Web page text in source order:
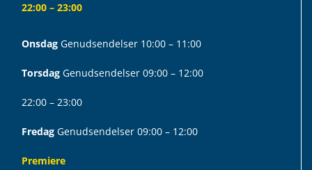
22:00 – 23:00
Onsdag Genudsendelser 10:00 – 11:00
Torsdag Genudsendelser 09:00 – 12:00
22:00 – 23:00
Fredag Genudsendelser 09:00 – 12:00
Premiere